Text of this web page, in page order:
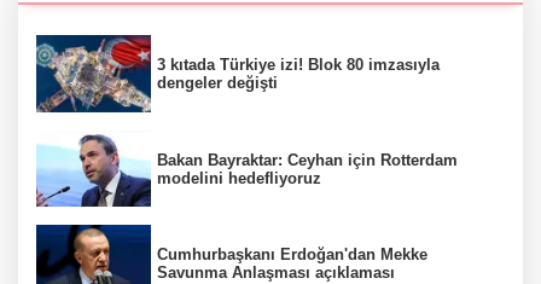
3 kıtada Türkiye izi! Blok 80 imzasıyla
dengeler değişti
Bakan Bayraktar: Ceyhan için Rotterdam
modelini hedefliyoruz
Cumhurbaşkanı Erdoğan'dan Mekke
Savunma Anlaşması açıklaması